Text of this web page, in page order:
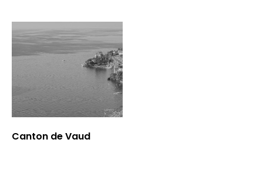
Canton de Vaud